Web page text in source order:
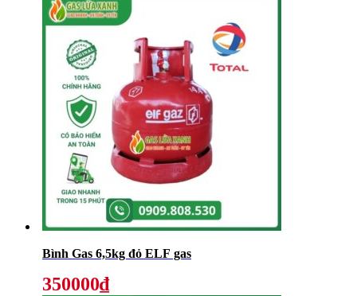
Bình Gas 6,5kg đỏ ELF gas
350000₫